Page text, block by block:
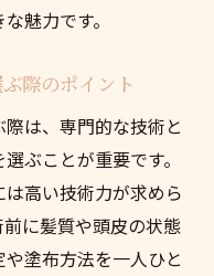
魅力です。
際のポイント
は、専門的な技術と
ぶことが重要です。
高い技術力が求めら
に髪質や頭皮の状態
塗布方法を一人ひと